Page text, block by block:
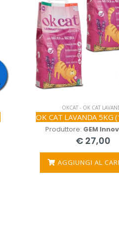
OKCAT - OK CAT
OK CAT LAVANDA 5KG
Produttore: GEM
€ 27,00
AGGIUNGI AL